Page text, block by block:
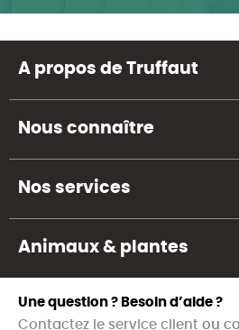
A propos de Truffaut
Nous connaître
Nos services
Animaux & plantes
Une question ? Besoin d’aide ?
Contactez le service client ou